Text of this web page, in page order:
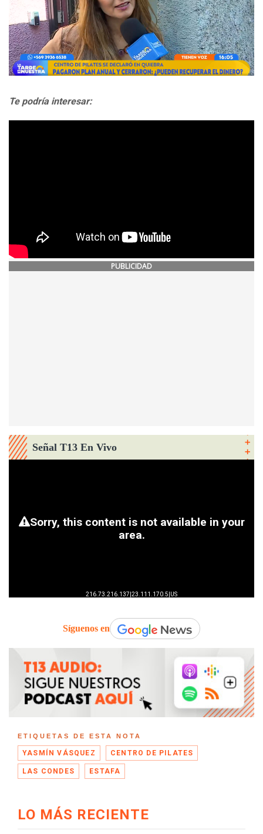
Te podría interesar:
PUBLICIDAD
Señal T13 En Vivo
Síguenos en
ETIQUETAS DE ESTA NOTA
YASMÍN VÁSQUEZ CENTRO DE PILATES
LAS CONDES ESTAFA
LO MÁS RECIENTE